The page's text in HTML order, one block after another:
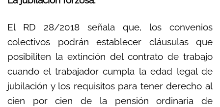
El RD 28/2018 señala que, los convenios
colectivos podrán establecer cláusulas que
posibiliten la extinción del contrato de trabajo
cuando el trabajador cumpla la edad legal de
jubilación y los requisitos para tener derecho al
cien por cien de la pensión ordinaria de